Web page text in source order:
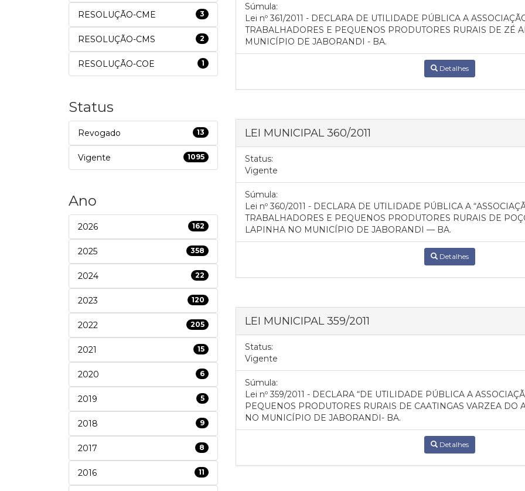
RESOLUÇÃO-CME 3
RESOLUÇÃO-CMS 2
RESOLUÇÃO-COE 1
Status
Revogado 13
Vigente 1095
Ano
2026 162
2025 358
2024 22
2023 120
2022 205
2021 15
2020 6
2019 5
2018 9
2017 8
2016 11
Súmula:
Lei nº 361/2011 - DECLARA DE UTILIDADE PÚBLICA A
TRABALHADORES E PEQUENOS PRODUTORES RURAIS DE ZÉ
MUNICÍPIO DE JABORANDI - BA.
Detalhes
LEI MUNICIPAL 360/2011
Status:
Vigente
Súmula:
Lei nº 360/2011 - DECLARA DE UTILIDADE PÚBLICA A
TRABALHADORES E PEQUENOS PRODUTORES RURAIS DE
LAPINHA NO MUNICÍPIO DE JABORANDI — BA.
Detalhes
LEI MUNICIPAL 359/2011
Status:
Vigente
Súmula:
Lei nº 359/2011 - DECLARA “DE UTILIDADE PÚBLICA A
PEQUENOS PRODUTORES RURAIS DE CAATINGAS VARZEA DO
NO MUNICÍPIO DE JABORANDI- BA.
Detalhes